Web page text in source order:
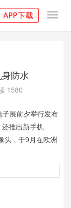
防水
1580
展前夕举行发布
推出新手机
头，于9月在欧洲